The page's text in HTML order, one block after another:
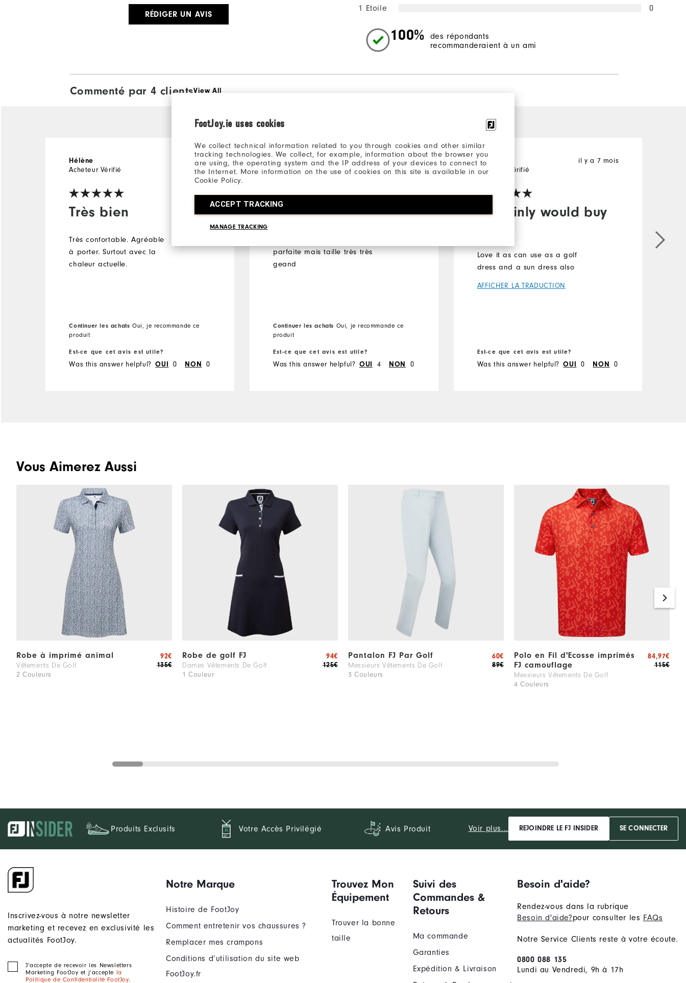
FootJoy.ie uses cookies
We collect technical information related to you through cookies and other similar
tracking technologies. We collect, for example, information about the browser you
are using, the operating system and the IP address of your devices to connect to
the Internet. More information on the use of cookies on this site is available in our
Cookie Policy.
ACCEPT TRACKING
MANAGE TRACKING
RÉDIGER UN AVIS
1 Etoile
0
100%
des répondants
recommanderaient à un ami
Commenté par 4 clientsView All
Très bien
il y a 3 ans
Hélène
Acheteur Vérifié
Très confortable. Agréable
à porter. Surtout avec la
chaleur actuelle.
Continuer les achats Oui, je recommande ce
produit
Est-ce que cet avis est utile?
Was this answer helpful? OUI 0 NON 0
Joli modele
il y a 4 ans
Nicole
Acheteur Vérifié
parfaite mais taille très très
geand
Continuer les achats Oui, je recommande ce
produit
Est-ce que cet avis est utile?
Was this answer helpful? OUI 4 NON 0
Certainly would buy
il y a 7 mois
Mary
Acheteur Vérifié
Love it as can use as a golf
dress and a sun dress also
AFFICHER LA TRADUCTION
Est-ce que cet avis est utile?
Was this answer helpful? OUI 0 NON 0
Vous Aimerez Aussi
Robe à imprimé animal
Vêtements De Golf
2 Couleurs
135€
92€ Robe de golf FJ
Dames Vêtements De Golf
1 Couleur
125€
94€ Pantalon FJ Par Golf
Messieurs Vêtements De Golf
3 Couleurs
89€
60€
Polo en Fil d'Ecosse imprimés
FJ camouflage
Messieurs Vêtements De Golf
4 Couleurs
115€
84,97€
Produits Exclusifs Votre Accès Privilégié Avis Produit Voir plus... REJOINDRE LE FJ INSIDER SE CONNECTER
Inscrivez-vous à notre newsletter
marketing et recevez en exclusivité les
actualités FootJoy.
J‘accepte de recevoir les Newsletters
Marketing FootJoy et j’accepte la
Politique de Confidentialité FootJoy.
Notre Marque
Histoire de FootJoy
Comment entretenir vos chaussures ?
Remplacer mes crampons
Conditions d’utilisation du site web
FootJoy.fr
Trouvez Mon
Équipement
Trouver la bonne
taille
Suivi des
Commandes &
Retours
Ma commande
Garanties
Expédition & Livraison
Besoin d'aide?
Rendez-vous dans la rubrique
Besoin d'aide?pour consulter les FAQs
Notre Service Clients reste à votre écoute.
0800 088 135
Lundi au Vendredi, 9h à 17h